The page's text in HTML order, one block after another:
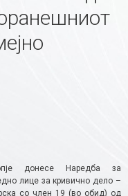
донесе Наредба за
лице за кривично дело –
со член 19 (во обид) од